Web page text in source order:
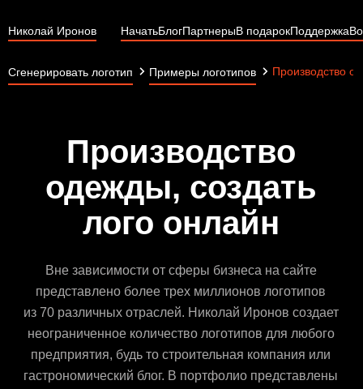
Николай Иронов НачатьБлогПартнерыВ подарокПоддержка
Сгенерировать логотип Примеры логотипов Производство
Производство
одежды, создать
лого онлайн
Вне зависимости от сферы бизнеса на сайте
представлено более трех миллионов логотипов
из 70 различных отраслей. Николай Иронов создает
неограниченное количество логотипов для любого
предприятия, будь то строительная компания или
гастрономический блог. В портфолио представлены